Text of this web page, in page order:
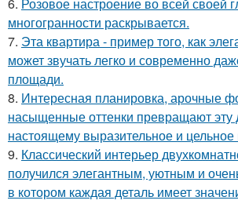
многогранности раскрывается.
7. Эта квартира - пример того, как
может звучать легко и современно
площади.
8. Интересная планировка, арочные
насыщенные оттенки превращают эту
настоящему выразительное и цельное
9. Классический интерьер
получился элегантным, уютным и
в котором каждая деталь имеет